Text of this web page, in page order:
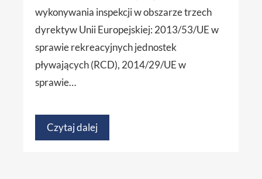
wykonywania inspekcji w obszarze trzech
dyrektyw Unii Europejskiej: 2013/53/UE w
sprawie rekreacyjnych jednostek
pływających (RCD), 2014/29/UE w
sprawie…
Czytaj dalej